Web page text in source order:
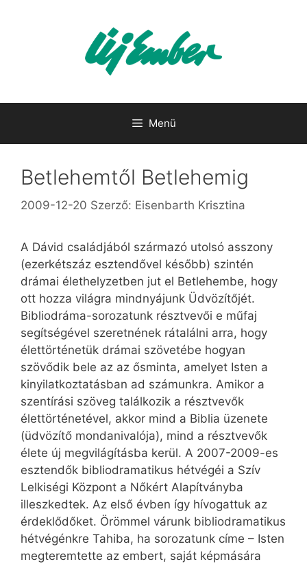
Menü
Betlehemtől Betlehemig
2009-12-20 Szerző: Eisenbarth Krisztina
A Dávid családjából származó utolsó asszony
(ezerkétszáz esztendővel később) szintén
drámai élethelyzetben jut el Betlehembe, hogy
ott hozza világra mindnyájunk Üdvözítőjét.
Bibliodráma-sorozatunk résztvevői e műfaj
segítségével szeretnének rátalálni arra, hogy
élettörténetük drámai szövetébe hogyan
szövődik bele az az ősminta, amelyet Isten a
kinyilatkoztatásban ad számunkra. Amikor a
szentírási szöveg találkozik a résztvevők
élettörténetével, akkor mind a Biblia üzenete
(üdvözítő mondanivalója), mind a résztvevők
élete új megvilágításba kerül. A 2007-2009-es
esztendők bibliodramatikus hétvégéi a Szív
Lelkiségi Központ a Nőkért Alapítványba
illeszkedtek. Az első évben így hívogattuk az
érdeklődőket. Örömmel várunk bibliodramatikus
hétvégénkre Tahiba, ha sorozatunk címe – Isten
megteremtette az embert, saját képmására